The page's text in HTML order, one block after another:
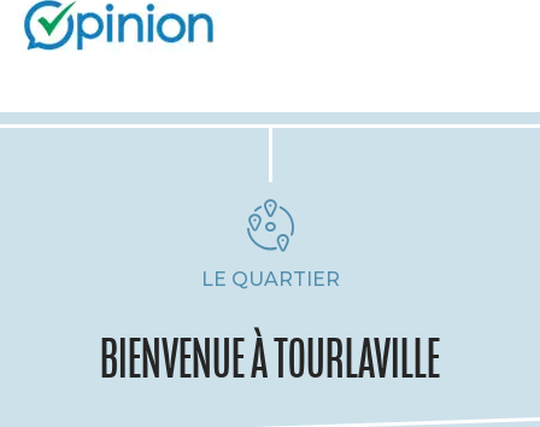
LE QUARTIER
BIENVENUE À TOURLAVILLE